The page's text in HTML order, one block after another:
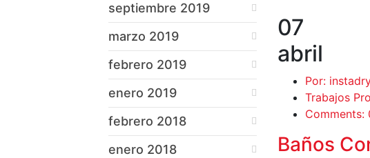
septiembre 2019
marzo 2019
febrero 2019
enero 2019
febrero 2018
enero 2018
07
abril
Por:
Trabajos
Comments:
Baños